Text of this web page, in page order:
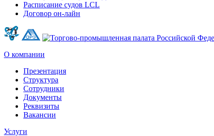
Расписание судов LCL
Договор он-лайн
О компании
Презентация
Структура
Сотрудники
Документы
Реквизиты
Вакансии
Услуги